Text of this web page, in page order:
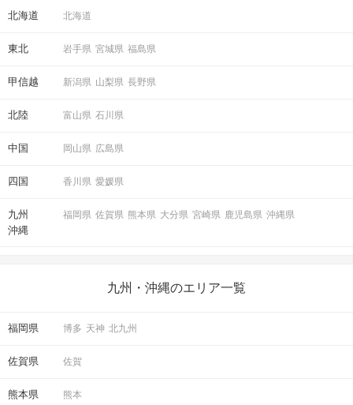
北海道 北海道
東北 岩手県 宮城県 福島県
甲信越 新潟県 山梨県 長野県
北陸 富山県 石川県
中国 岡山県 広島県
四国 香川県 愛媛県
九州
沖縄
福岡県 佐賀県 熊本県 大分県 宮崎県 鹿児島県 沖縄県
九州・沖縄のエリア一覧
福岡県 博多 天神 北九州
佐賀県 佐賀
熊本県 熊本